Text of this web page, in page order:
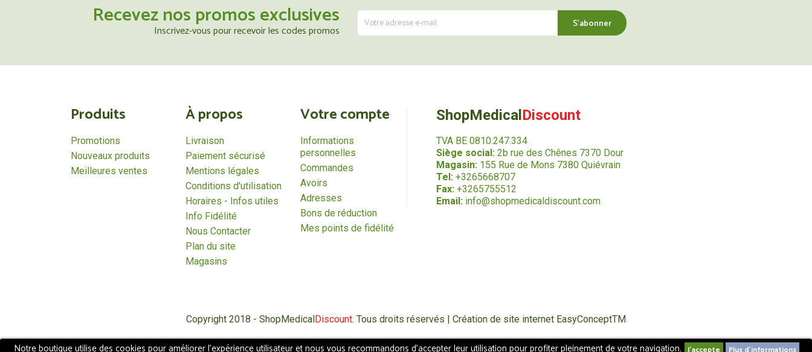
Notre boutique utilise des cookies pour améliorer l'expérience utilisateur et nous vous recommandons d'accepter leur utilisation pour profiter pleinement de votre navigation.
Recevez nos promos exclusives
Inscrivez-vous pour recevoir les codes promos
Produits
Promotions
Nouveaux produits
Meilleures ventes
À propos
Livraison
Paiement sécurisé
Mentions légales
Conditions d'utilisation
Horaires - Infos utiles
Info Fidélité
Nous Contacter
Plan du site
Magasins
Votre compte
Informations
personnelles
Commandes
Avoirs
Adresses
Bons de réduction
Mes points de fidélité
ShopMedical Discount
TVA BE 0810.247.334
Siège social:2b rue des Chênes 7370 Dour
Magasin:155 Rue de Mons 7380 Quiévrain
Tel: +3265668707
Fax: +3265755512
Email: info@shopmedicaldiscount.com
Copyright 2018 - ShopMedicalDiscount. Tous droits réservés | Création de site internet EasyConceptTM